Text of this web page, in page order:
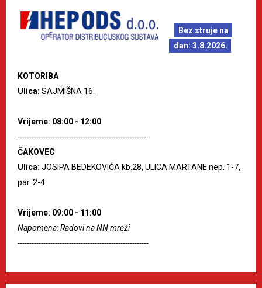
Bez struje na
dan: 3.8.2026.
KOTORIBA
Ulica: SAJMIŠNA 16.
Vrijeme: 08:00 - 12:00
--------------------------------------------------------
ČAKOVEC
Ulica: JOSIPA BEDEKOVIĆA kb.28, ULICA MARTANE nep. 1-7,
par. 2-4.
Vrijeme: 09:00 - 11:00
Napomena: Radovi na NN mreži
--------------------------------------------------------